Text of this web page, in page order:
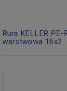
Rura KELLER
warstwowa 16x2